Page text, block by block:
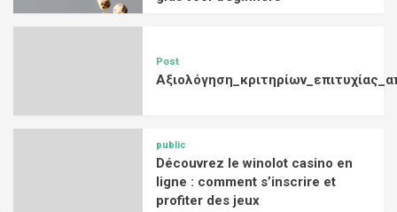
Post
public
Découvrez le winolot casino en
ligne : comment s’inscrire et
profiter des jeux